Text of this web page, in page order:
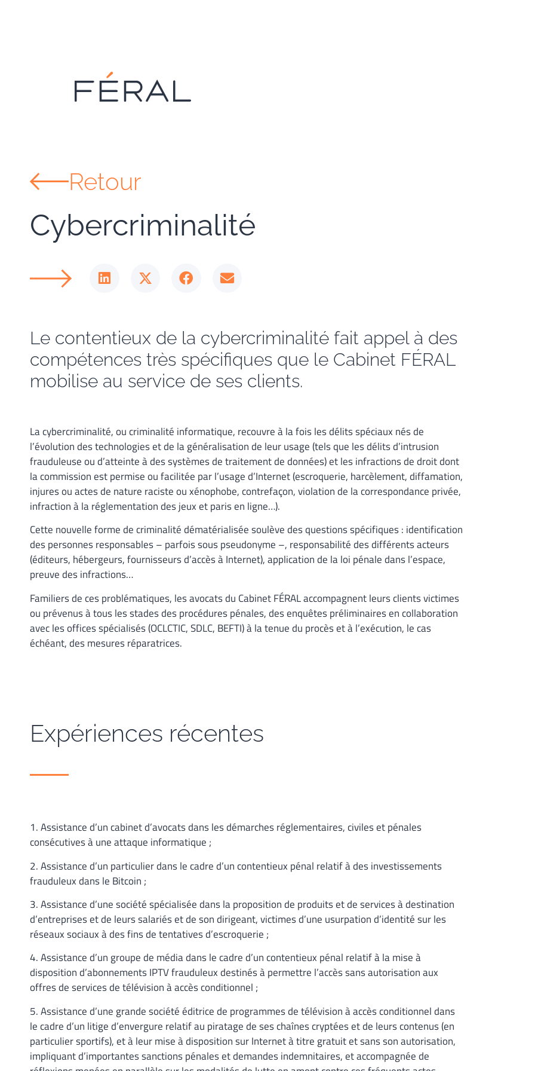
Retour
Cybercriminalité
Le contentieux de la cybercriminalité fait appel à des
compétences très spécifiques que le Cabinet FÉRAL
mobilise au service de ses clients.
La cybercriminalité, ou criminalité informatique, recouvre à la fois les délits spéciaux nés de
l’évolution des technologies et de la généralisation de leur usage (tels que les délits d’intrusion
frauduleuse ou d’atteinte à des systèmes de traitement de données) et les infractions de droit dont
la commission est permise ou facilitée par l’usage d’Internet (escroquerie, harcèlement, diffamation,
injures ou actes de nature raciste ou xénophobe, contrefaçon, violation de la correspondance privée,
infraction à la réglementation des jeux et paris en ligne…).
Cette nouvelle forme de criminalité dématérialisée soulève des questions spécifiques : identification
des personnes responsables – parfois sous pseudonyme –, responsabilité des différents acteurs
(éditeurs, hébergeurs, fournisseurs d’accès à Internet), application de la loi pénale dans l’espace,
preuve des infractions…
Familiers de ces problématiques, les avocats du Cabinet FÉRAL accompagnent leurs clients victimes
ou prévenus à tous les stades des procédures pénales, des enquêtes préliminaires en collaboration
avec les offices spécialisés (OCLCTIC, SDLC, BEFTI) à la tenue du procès et à l’exécution, le cas
échéant, des mesures réparatrices.
Expériences récentes
1. Assistance d’un cabinet d’avocats dans les démarches réglementaires, civiles et pénales
consécutives à une attaque informatique ;
2. Assistance d’un particulier dans le cadre d’un contentieux pénal relatif à des investissements
frauduleux dans le Bitcoin ;
3. Assistance d’une société spécialisée dans la proposition de produits et de services à destination
d’entreprises et de leurs salariés et de son dirigeant, victimes d’une usurpation d’identité sur les
réseaux sociaux à des fins de tentatives d’escroquerie ;
4. Assistance d’un groupe de média dans le cadre d’un contentieux pénal relatif à la mise à
disposition d’abonnements IPTV frauduleux destinés à permettre l’accès sans autorisation aux
offres de services de télévision à accès conditionnel ;
5. Assistance d’une grande société éditrice de programmes de télévision à accès conditionnel dans
le cadre d’un litige d’envergure relatif au piratage de ses chaînes cryptées et de leurs contenus (en
particulier sportifs), et à leur mise à disposition sur Internet à titre gratuit et sans son autorisation,
impliquant d’importantes sanctions pénales et demandes indemnitaires, et accompagnée de